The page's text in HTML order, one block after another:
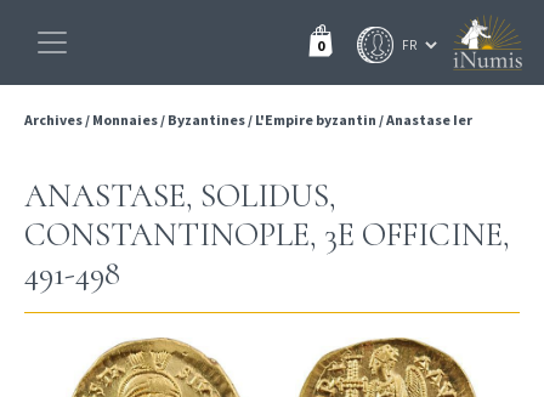
0
Archives/ Monnaies/ Byzantines/ L'Empire byzantin /Anastase Ier
ANASTASE, SOLIDUS,
CONSTANTINOPLE, 3E OFFICINE,
491-498